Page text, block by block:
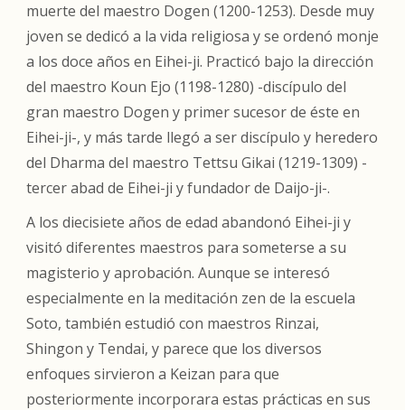
muerte del maestro Dogen (1200-1253). Desde muy
joven se dedicó a la vida religiosa y se ordenó monje
a los doce años en Eihei-ji. Practicó bajo la dirección
del maestro Koun Ejo (1198-1280) -discípulo del
gran maestro Dogen y primer sucesor de éste en
Eihei-ji-, y más tarde llegó a ser discípulo y heredero
del Dharma del maestro Tettsu Gikai (1219-1309) -
tercer abad de Eihei-ji y fundador de Daijo-ji-.
A los diecisiete años de edad abandonó Eihei-ji y
visitó diferentes maestros para someterse a su
magisterio y aprobación. Aunque se interesó
especialmente en la meditación zen de la escuela
Soto, también estudió con maestros Rinzai,
Shingon y Tendai, y parece que los diversos
enfoques sirvieron a Keizan para que
posteriormente incorporara estas prácticas en sus